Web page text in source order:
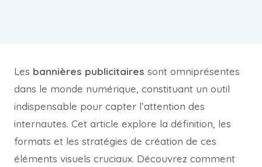
Les bannières publicitaires sont omniprésentes
dans le monde numérique, constituant un outil
indispensable pour capter l’attention des
internautes. Cet article explore la définition, les
formats et les stratégies de création de ces
éléments visuels cruciaux. Découvrez comment